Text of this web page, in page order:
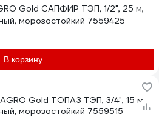
Gold САПФИР ТЭП, 1/2", 25 м,
морозостойкий 7559425
В корзину